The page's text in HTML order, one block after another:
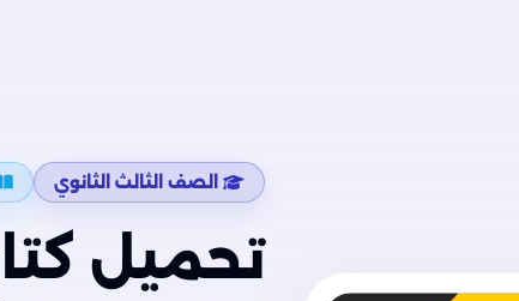
الصف الثالث الثانوي
تحميل